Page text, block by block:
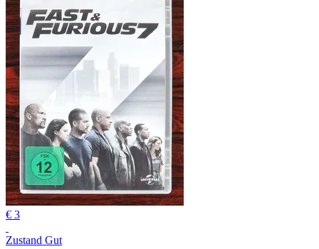
€ 3
Zustand Gut